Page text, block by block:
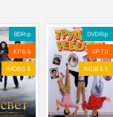
BDRip
KP 6.6
IMDB 5.6
DVDRip
KP 7.0
IMDB 5.5